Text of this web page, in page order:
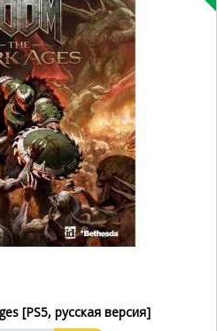
[PS5, русская версия]